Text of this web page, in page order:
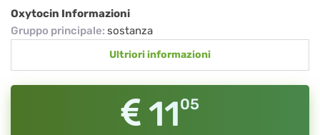
Oxytocin Informazioni
Gruppo principale: sostanza
Ultriori informazioni
1105